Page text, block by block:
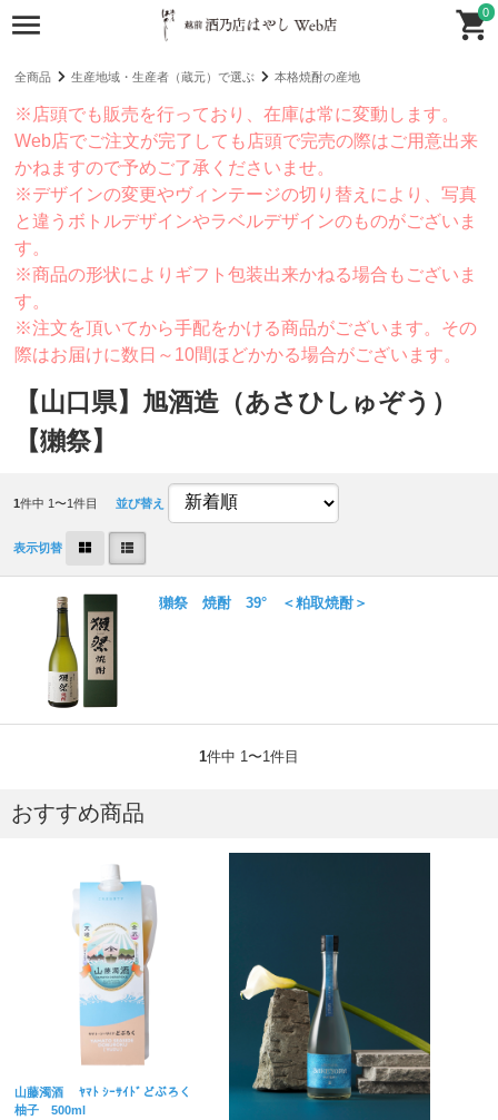
0
全商品 生産地域・生産者（蔵元）で選ぶ 本格焼酎の産地
※店頭でも販売を行っており、在庫は常に変動します。
Web店でご注文が完了しても店頭で完売の際はご用意出来
かねますので予めご了承くださいませ。
※デザインの変更やヴィンテージの切り替えにより、写真
と違うボトルデザインやラベルデザインのものがございま
す。
※商品の形状によりギフト包装出来かねる場合もございま
す。
※注文を頂いてから手配をかける商品がございます。その
際はお届けに数日～10間ほどかかる場合がございます。
【山口県】旭酒造（あさひしゅぞう）
【獺祭】
1件中 1〜1件目 並び替え
表示切替
獺祭 焼酎 39° ＜粕取焼酎＞
1件中 1〜1件目
おすすめ商品
山藤濁酒 ﾔﾏﾄ ｼｰｻｲﾄﾞどぶろく
柚子 500ml